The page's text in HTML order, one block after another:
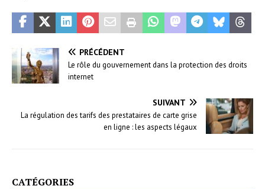
PRÉCÉDENT
Le rôle du gouvernement dans la protection des droits
internet
SUIVANT
La régulation des tarifs des prestataires de carte grise
en ligne : les aspects légaux
CATÉGORIES